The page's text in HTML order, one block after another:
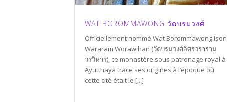
WAT BOROMMAWONG วัดบรมวงศ์
Officiellement nommé Wat Borommawong Ison
Wararam Worawihan (วัดบรมวงศ์อิศรวราราม
วรวิหาร), ce monastère sous patronage royal à
Ayutthaya trace ses origines à l’époque où
cette cité était le [...]